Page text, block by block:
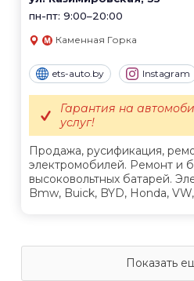
пн-пт: 9:00–20:00
Каменная Горка
ets-auto.by Instagram
Продажа, русификация,
электромобилей. Ремонт и
высоковольтных батарей.
Bmw, Buick, BYD, Honda,
Гарантия на
услуг!
Показать